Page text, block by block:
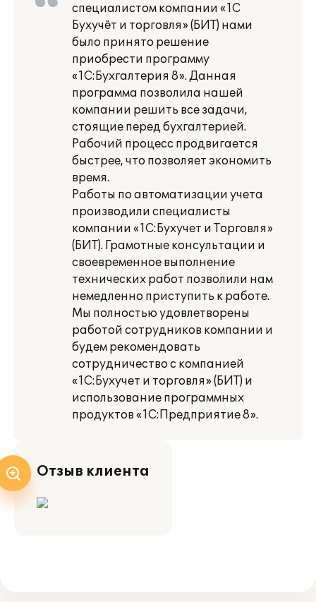
специалистом компании «1С
Бухучёт и торговля» (БИТ) нами
было принято решение
приобрести программу
«1С:Бухгалтерия 8». Данная
программа позволила нашей
компании решить все задачи,
стоящие перед бухгалтерией.
Рабочий процесс продвигается
быстрее, что позволяет экономить
время.
Работы по автоматизации учета
производили специалисты
компании «1С:Бухучет и Торговля»
(БИТ). Грамотные консультации и
своевременное выполнение
технических работ позволили нам
немедленно приступить к работе.
Мы полностью удовлетворены
работой сотрудников компании и
будем рекомендовать
сотрудничество с компанией
«1С:Бухучет и торговля» (БИТ) и
использование программных
продуктов «1С:Предприятие 8».
Отзыв клиента